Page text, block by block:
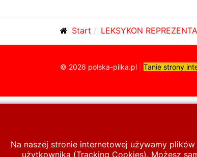
Start LEKSYKON
© 2026 polska-pilka.pl Tanie strony
Na naszej stronie internetowej używamy
użytkownika (Tracking Cookies). Możesz